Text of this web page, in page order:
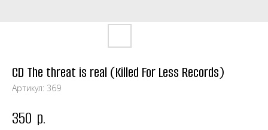
CD The threat is real (Killed For Less Records)
Артикул: 369
350 р.